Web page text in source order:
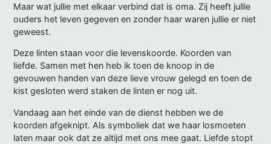
Maar wat jullie met elkaar verbind dat is oma. Zij heeft jullie
ouders het leven gegeven en zonder haar waren jullie er niet
geweest.
Deze linten staan voor die levenskoorde. Koorden van
liefde. Samen met hen heb ik toen de knoop in de
gevouwen handen van deze lieve vrouw gelegd en toen de
kist gesloten werd staken de linten er nog uit.
Vandaag aan het einde van de dienst hebben we de
koorden afgeknipt. Als symboliek dat we haar losmoeten
laten maar ook dat ze altijd met ons mee gaat. Liefde stopt